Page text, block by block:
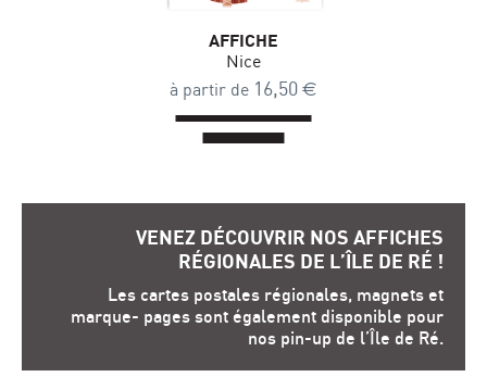
AFFICHE
Nice
à partir de 16,50 €
VENEZ DÉCOUVRIR NOS AFFICHES
RÉGIONALES DE L’ÎLE DE RÉ !
Les cartes postales régionales, magnets et
marque- pages sont également disponible pour
nos pin-up de l’Île de Ré.